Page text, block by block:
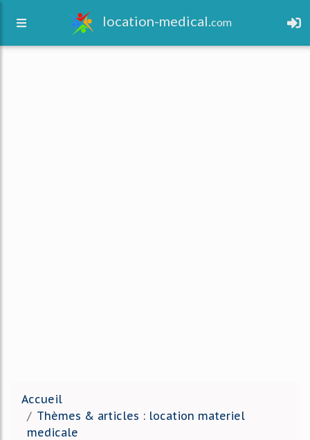
location-medical.com
Accueil
Thèmes & articles : location materiel
medicale